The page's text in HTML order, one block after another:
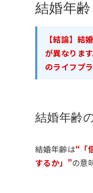
結婚年齢
【結論】結
が異なりま
のライフプ
結婚年齢
結婚年齢は“「
するか」”の意